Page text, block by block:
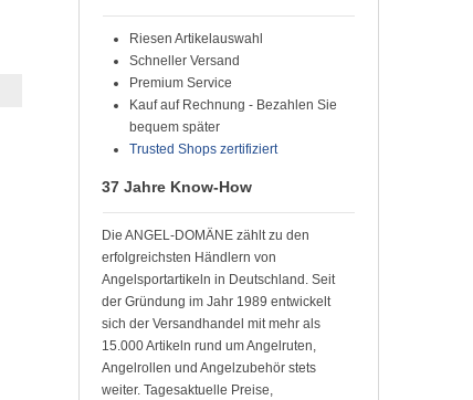
Riesen Artikelauswahl
Schneller Versand
Premium Service
Kauf auf Rechnung - Bezahlen Sie
bequem später
Trusted Shops zertifiziert
37 Jahre Know-How
Die ANGEL-DOMÄNE zählt zu den
erfolgreichsten Händlern von
Angelsportartikeln in Deutschland. Seit
der Gründung im Jahr 1989 entwickelt
sich der Versandhandel mit mehr als
15.000 Artikeln rund um Angelruten,
Angelrollen und Angelzubehör stets
weiter. Tagesaktuelle Preise,